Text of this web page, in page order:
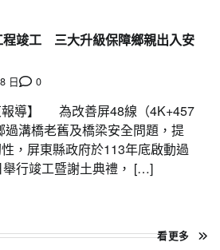
程竣工 三大升級保障鄉親出入安
日 0
報導】 為改善屏48線（4K+457
溝橋老舊及橋梁安全問題，提
，屏東縣政府於113年底啟動過
行竣工暨謝土典禮， […]
看更多